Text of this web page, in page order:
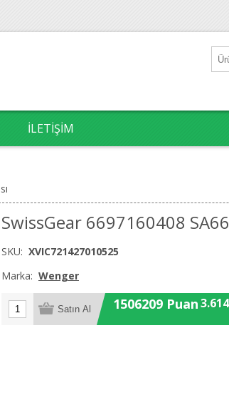
İLETIŞIM
SwissGear 6697160408
SKU: XVIC721427010525
Marka: Wenger
1506209 Puan